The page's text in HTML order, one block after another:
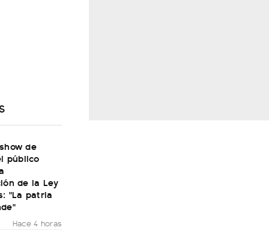
de
público
de la Ley
"La patria
Hace 4 horas